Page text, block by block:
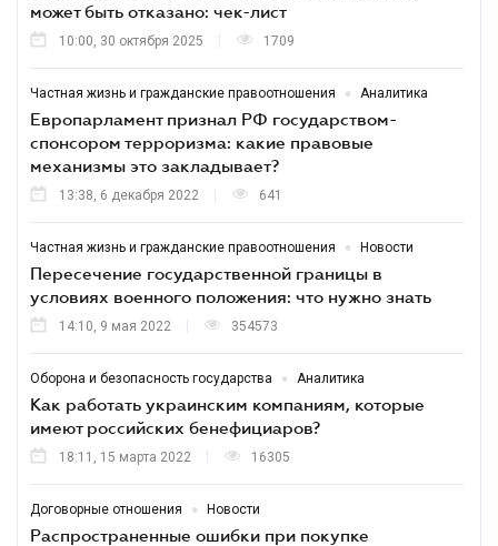
может быть отказано: чек-лист
10:00, 30 октября 2025 1709
Частная жизнь и гражданские правоотношения • Аналитика
Европарламент признал РФ государством-
спонсором терроризма: какие правовые
механизмы это закладывает?
13:38, 6 декабря 2022 641
Частная жизнь и гражданские правоотношения • Новости
Пересечение государственной границы в
условиях военного положения: что нужно знать
14:10, 9 мая 2022 354573
Оборона и безопасность государства • Аналитика
Как работать украинским компаниям, которые
имеют российских бенефициаров?
18:11, 15 марта 2022 16305
Договорные отношения • Новости
Распространенные ошибки при покупке